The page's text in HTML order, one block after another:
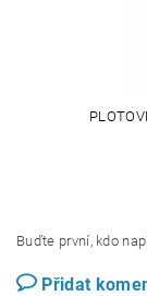
Buďte první, kdo
Přidat